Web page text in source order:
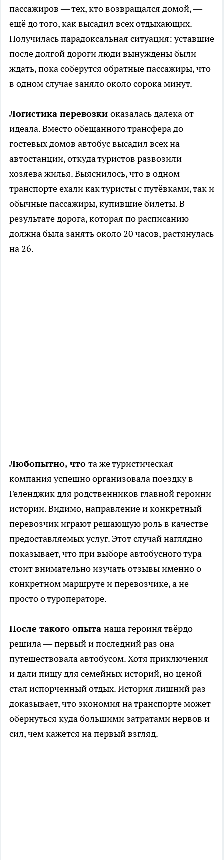
пассажиров — тех, кто возвращался домой, —
ещё до того, как высадил всех отдыхающих.
Получилась парадоксальная ситуация: уставшие
после долгой дороги люди вынуждены были
ждать, пока соберутся обратные пассажиры, что
в одном случае заняло около сорока минут.
Логистика перевозки оказалась далека от
идеала. Вместо обещанного трансфера до
гостевых домов автобус высадил всех на
автостанции, откуда туристов развозили
хозяева жилья. Выяснилось, что в одном
транспорте ехали как туристы с путёвками, так и
обычные пассажиры, купившие билеты. В
результате дорога, которая по расписанию
должна была занять около 20 часов, растянулась
на 26.
Любопытно, что та же туристическая
компания успешно организовала поездку в
Геленджик для родственников главной героини
истории. Видимо, направление и конкретный
перевозчик играют решающую роль в качестве
предоставляемых услуг. Этот случай наглядно
показывает, что при выборе автобусного тура
стоит внимательно изучать отзывы именно о
конкретном маршруте и перевозчике, а не
просто о туроператоре.
После такого опыта наша героиня твёрдо
решила — первый и последний раз она
путешествовала автобусом. Хотя приключения
и дали пищу для семейных историй, но ценой
стал испорченный отдых. История лишний раз
доказывает, что экономия на транспорте может
обернуться куда большими затратами нервов и
сил, чем кажется на первый взгляд.